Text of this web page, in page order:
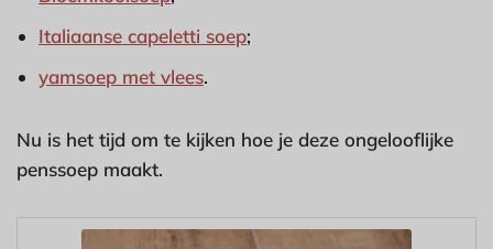
Italiaanse capeletti soep;
yamsoep met vlees.
Nu is het tijd om te kijken hoe je deze ongelooflijke
penssoep maakt.